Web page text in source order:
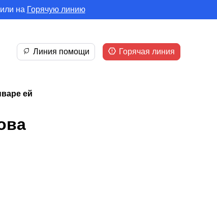
или на Горячую линию
Линия помощи Горячая линия
ей